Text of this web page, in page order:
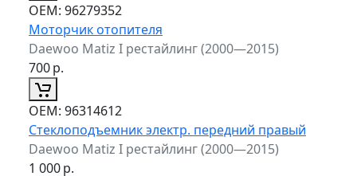
ОЕМ: 96279352
Моторчик отопителя
Daewoo Matiz I рестайлинг (2000—2015)
700р.
ОЕМ: 96314612
Стеклоподъемник электр. передний правый
Daewoo Matiz I рестайлинг (2000—2015)
1 000р.